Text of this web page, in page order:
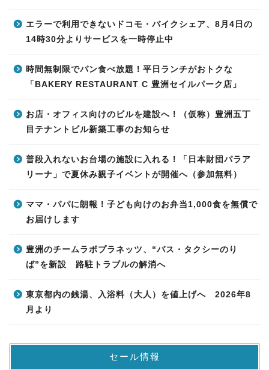
エラーで利用できないドコモ・バイクシェア、8月4日の
14時30分よりサービスを一時停止中
時間無制限でパン食べ放題！平日ランチがおトクな
「BAKERY RESTAURANT C 豊洲セイルパーク店」
お店・オフィス向けのビルを建設へ！（仮称）豊洲五丁
目テナントビル新築工事のお知らせ
普段入れないお台場の施設に入れる！「日本財団パラア
リーナ」で夏休み親子イベントが開催へ（参加無料）
ママ・パパに朗報！子ども向けのお弁当1,000食を無償で
お届けします
豊洲のチームラボプラネッツ、“バス・タクシーのり
ば”を新設 路駐トラブルの解消へ
東京都内の銭湯、入浴料（大人）を値上げへ 2026年8
月より
セール情報